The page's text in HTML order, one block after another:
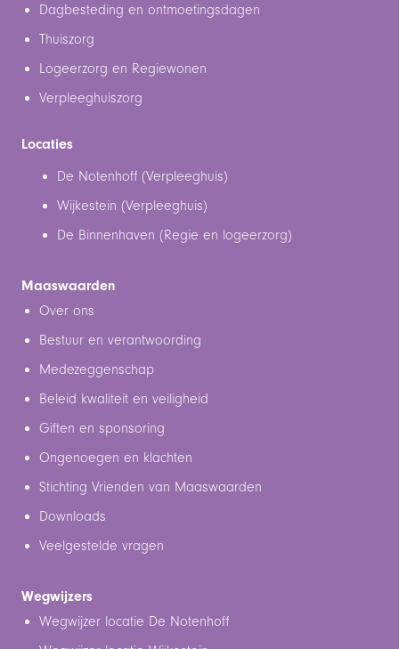
Dagbesteding en ontmoetingsdagen
Thuiszorg
Logeerzorg en Regiewonen
Verpleeghuiszorg
Locaties
De Notenhoff (Verpleeghuis)
Wijkestein (Verpleeghuis)
De Binnenhaven (Regie en logeerzorg)
Maaswaarden
Over ons
Bestuur en verantwoording
Medezeggenschap
Beleid kwaliteit en veiligheid
Giften en sponsoring
Ongenoegen en klachten
Stichting Vrienden van Maaswaarden
Downloads
Veelgestelde vragen
Wegwijzers
Wegwijzer locatie De Notenhoff